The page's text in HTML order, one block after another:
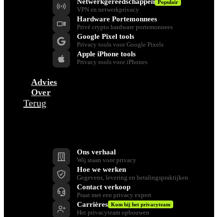
Populair
VPN en netwerkprivacy
Hardware Portemonnees
Privé crypto hardware portemonnees
Google Pixel tools
Privacy tools voor Google Pixels
Apple iPhone tools
Privacy tools voor iPhones
Advies
Over
Terug
Ons verhaal
Wij staan voor privacy
Hoe we werken
Gegevens, levering en betalingspraktijken
Contact verkoop
Praat met een privacy expert
Carrières Kom bij het privacyteam
Het privacyteam opbouwen